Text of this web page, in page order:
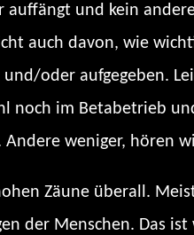
auffängt und kein
auch davon, wie
und/oder aufgegeben.
noch im Betabetrieb
weniger, hören
Zäune überall.
der Menschen. Das